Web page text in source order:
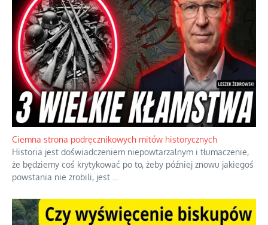
Ciemna strona podręcznikowych mitów historycznych
Historia jest doświadczeniem niepowtarzalnym i tłumaczenie,
że będziemy coś krytykować po to, żeby później znowu jakiegoś
powstania nie zrobili, jest